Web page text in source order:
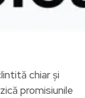
chiar și
promisiunile